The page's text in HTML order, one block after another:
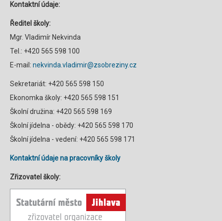
Kontaktní údaje:
Ředitel školy:
Mgr. Vladimír Nekvinda
Tel.: +420 565 598 100
E-mail: nekvinda.vladimir@zsobreziny.cz
Sekretariát: +420 565 598 150
Ekonomka školy: +420 565 598 151
Školní družina: +420 565 598 169
Školní jídelna - obědy: +420 565 598 170
Školní jídelna - vedení: +420 565 598 171
Kontaktní údaje na pracovníky školy
Zřizovatel školy: